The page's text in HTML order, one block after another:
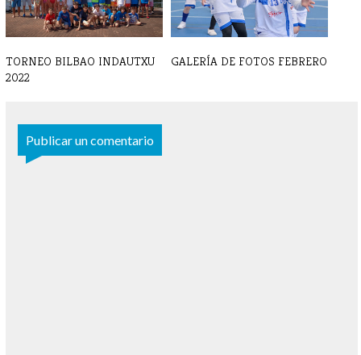
TORNEO BILBAO INDAUTXU
2022
GALERÍA DE FOTOS FEBRERO
Publicar un comentario